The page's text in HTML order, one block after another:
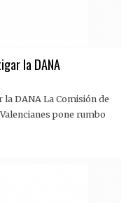
la DANA
DANA La Comisión de
pone rumbo